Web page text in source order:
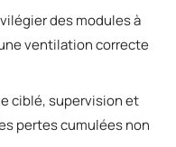
des modules à
ventilation correcte
ciblé, supervision et
pertes cumulées non